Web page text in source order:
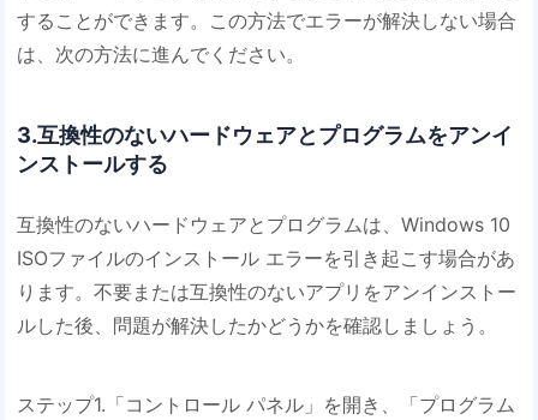
することができます。この方法でエラーが解決しない場合
は、次の方法に進んでください。
3.互換性のないハードウェアとプログラムをアンイ
ンストールする
互換性のないハードウェアとプログラムは、Windows 10
ISOファイルのインストール エラーを引き起こす場合があ
ります。不要または互換性のないアプリをアンインストー
ルした後、問題が解決したかどうかを確認しましょう。
ステップ1.「コントロール パネル」を開き、「プログラム